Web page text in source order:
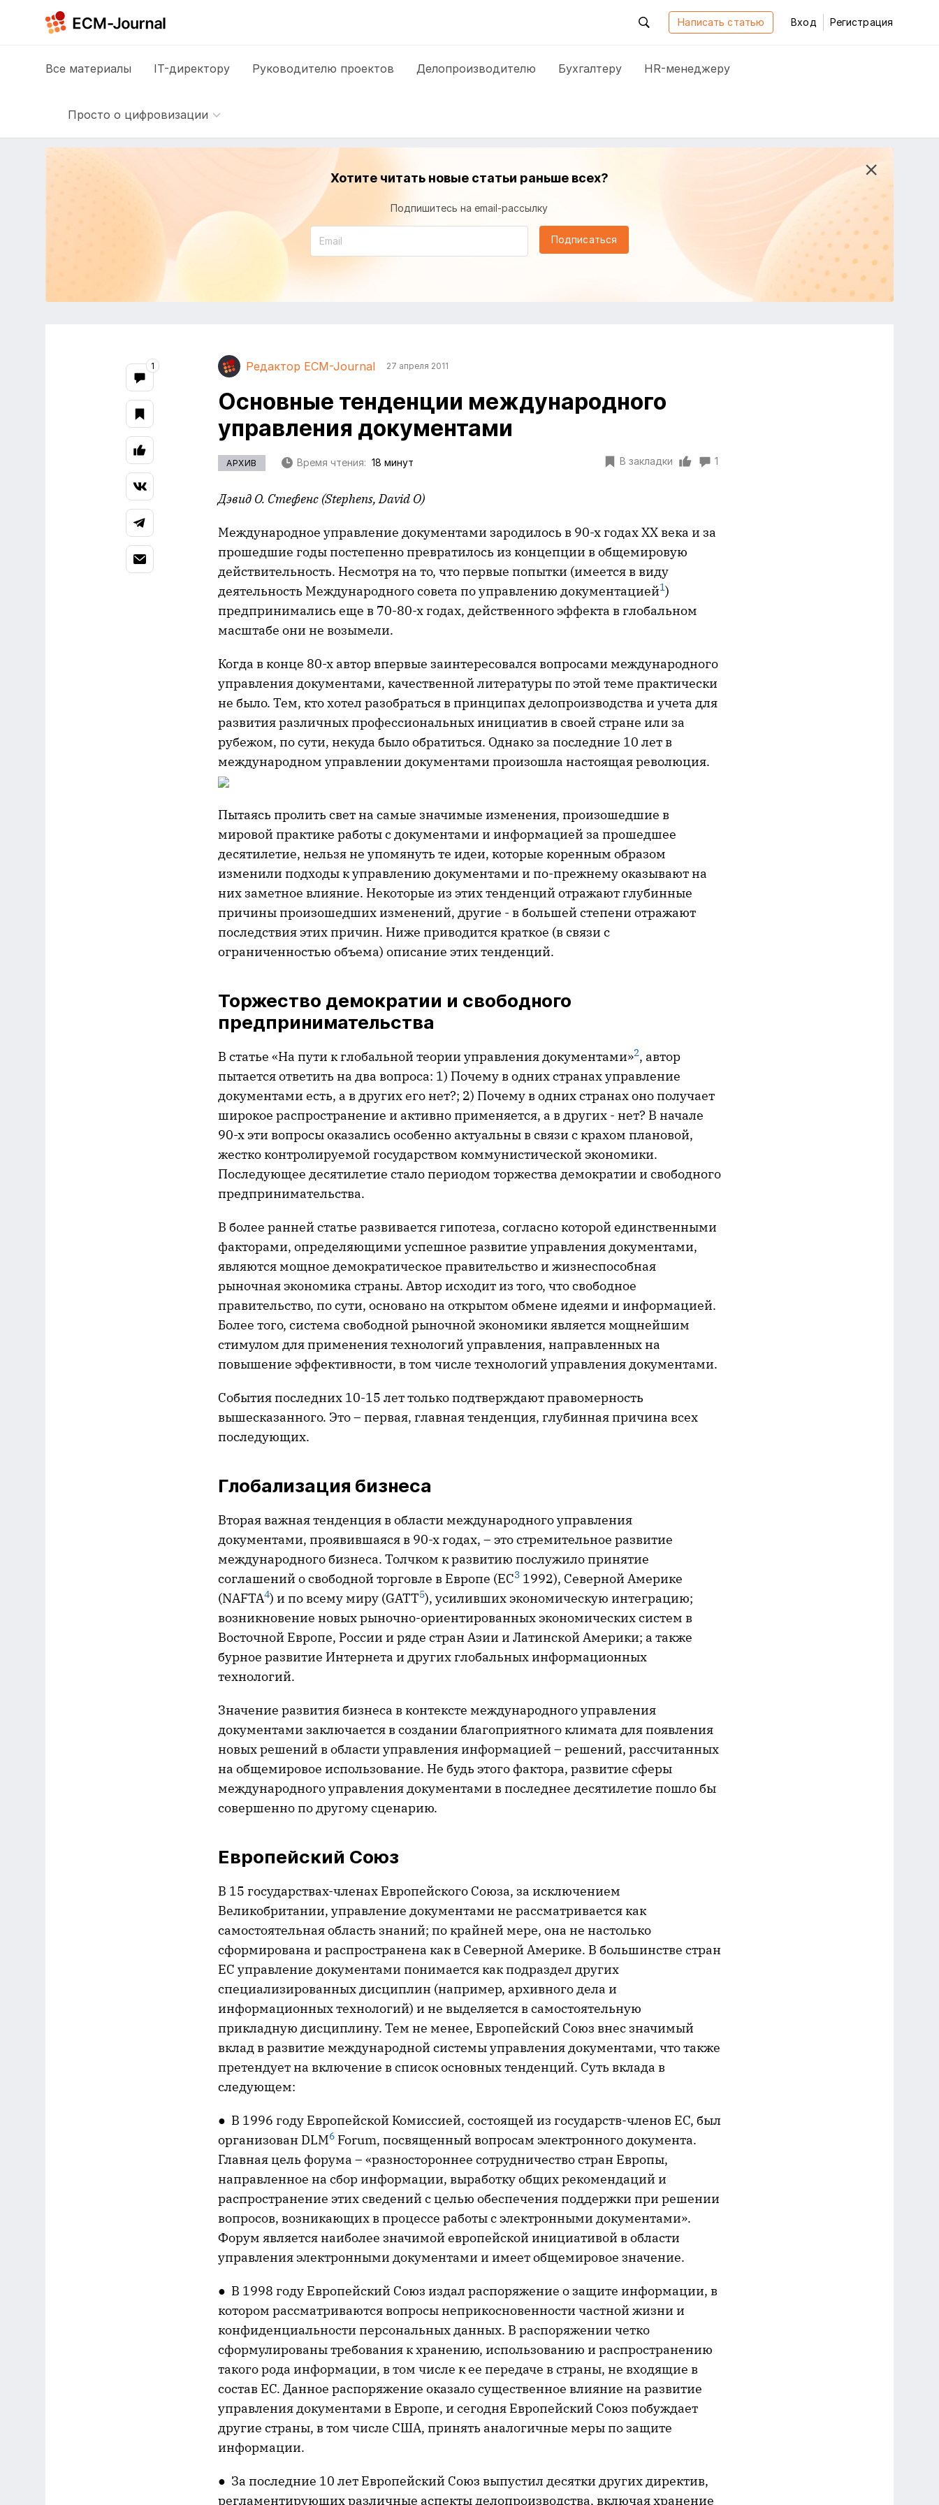
Написать статью Вход Регистрация
Все материалы IT-директору Руководителю проектов Делопроизводителю Бухгалтеру HR-менеджеру
Просто о цифровизации
Хотите читать новые статьи раньше всех?
Подпишитесь на email-рассылку
Подписаться
Редактор ECM-Journal 27 апреля 2011
Основные тенденции международного
управления документами
АРХИВ Время чтения: 18 минут В закладки 1
Дэвид О. Стефенс (Stephens, David O)
Международное управление документами зародилось в 90-х годах XX века и за
прошедшие годы постепенно превратилось из концепции в общемировую
действительность. Несмотря на то, что первые попытки (имеется в виду
деятельность Международного совета по управлению документацией1)
предпринимались еще в 70-80-х годах, действенного эффекта в глобальном
масштабе они не возымели.
Когда в конце 80-х автор впервые заинтересовался вопросами международного
управления документами, качественной литературы по этой теме практически
не было. Тем, кто хотел разобраться в принципах делопроизводства и учета для
развития различных профессиональных инициатив в своей стране или за
рубежом, по сути, некуда было обратиться. Однако за последние 10 лет в
международном управлении документами произошла настоящая революция.
Пытаясь пролить свет на самые значимые изменения, произошедшие в
мировой практике работы с документами и информацией за прошедшее
десятилетие, нельзя не упомянуть те идеи, которые коренным образом
изменили подходы к управлению документами и по-прежнему оказывают на
них заметное влияние. Некоторые из этих тенденций отражают глубинные
причины произошедших изменений, другие - в большей степени отражают
последствия этих причин. Ниже приводится краткое (в связи с
ограниченностью объема) описание этих тенденций.
Торжество демократии и свободного
предпринимательства
В статье «На пути к глобальной теории управления документами»2, автор
пытается ответить на два вопроса: 1) Почему в одних странах управление
документами есть, а в других его нет?; 2) Почему в одних странах оно получает
широкое распространение и активно применяется, а в других - нет? В начале
90-х эти вопросы оказались особенно актуальны в связи с крахом плановой,
жестко контролируемой государством коммунистической экономики.
Последующее десятилетие стало периодом торжества демократии и свободного
предпринимательства.
В более ранней статье развивается гипотеза, согласно которой единственными
факторами, определяющими успешное развитие управления документами,
являются мощное демократическое правительство и жизнеспособная
рыночная экономика страны. Автор исходит из того, что свободное
правительство, по сути, основано на открытом обмене идеями и информацией.
Более того, система свободной рыночной экономики является мощнейшим
стимулом для применения технологий управления, направленных на
повышение эффективности, в том числе технологий управления документами.
События последних 10-15 лет только подтверждают правомерность
вышесказанного. Это – первая, главная тенденция, глубинная причина всех
последующих.
Глобализация бизнеса
Вторая важная тенденция в области международного управления
документами, проявившаяся в 90-х годах, – это стремительное развитие
международного бизнеса. Толчком к развитию послужило принятие
соглашений о свободной торговле в Европе (EC3 1992), Северной Америке
(NAFTA4) и по всему миру (GATT5), усиливших экономическую интеграцию;
возникновение новых рыночно-ориентированных экономических систем в
Восточной Европе, России и ряде стран Азии и Латинской Америки; а также
бурное развитие Интернета и других глобальных информационных
технологий.
Значение развития бизнеса в контексте международного управления
документами заключается в создании благоприятного климата для появления
новых решений в области управления информацией – решений, рассчитанных
на общемировое использование. Не будь этого фактора, развитие сферы
международного управления документами в последнее десятилетие пошло бы
совершенно по другому сценарию.
Европейский Союз
В 15 государствах-членах Европейского Союза, за исключением
Великобритании, управление документами не рассматривается как
самостоятельная область знаний; по крайней мере, она не настолько
сформирована и распространена как в Северной Америке. В большинстве стран
ЕС управление документами понимается как подраздел других
специализированных дисциплин (например, архивного дела и
информационных технологий) и не выделяется в самостоятельную
прикладную дисциплину. Тем не менее, Европейский Союз внес значимый
вклад в развитие международной системы управления документами, что также
претендует на включение в список основных тенденций. Суть вклада в
следующем:
● В 1996 году Европейской Комиссией, состоящей из государств-членов ЕС, был
организован DLM6 Forum, посвященный вопросам электронного документа.
Главная цель форума – «разностороннее сотрудничество стран Европы,
направленное на сбор информации, выработку общих рекомендаций и
распространение этих сведений с целью обеспечения поддержки при решении
вопросов, возникающих в процессе работы с электронными документами».
Форум является наиболее значимой европейской инициативой в области
управления электронными документами и имеет общемировое значение.
● В 1998 году Европейский Союз издал распоряжение о защите информации, в
котором рассматриваются вопросы неприкосновенности частной жизни и
конфиденциальности персональных данных. В распоряжении четко
сформулированы требования к хранению, использованию и распространению
такого рода информации, в том числе к ее передаче в страны, не входящие в
состав ЕС. Данное распоряжение оказало существенное влияние на развитие
управления документами в Европе, и сегодня Европейский Союз побуждает
другие страны, в том числе США, принять аналогичные меры по защите
информации.
● За последние 10 лет Европейский Союз выпустил десятки других директив,
регламентирующих различные аспекты делопроизводства, включая хранение
1